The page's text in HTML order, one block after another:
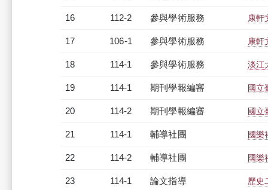
16 112-2 參與學術服務 康軒
17 106-1 參與學術服務 康軒
18 114-1 參與學術服務 淡江
19 114-1 期刊學報編審 國立
20 114-2 期刊學報編審 國立
21 114-1 輔導社團 國樂
22 114-2 輔導社團 國樂
23 114-1 論文指導 歷史